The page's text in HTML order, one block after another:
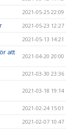
2021-05-25 22:09
2021-05-23 12:27
2021-05-13 14:21
att
2021-04-20 20:00
2021-03-30 23:36
2021-03-18 19:14
2021-02-24 15:01
2021-02-07 10:47